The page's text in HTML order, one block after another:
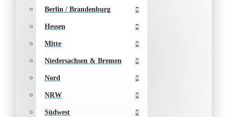
Berlin / Brandenburg
Hessen
Mitte
Niedersachsen & Bremen
Nord
NRW
Südwest